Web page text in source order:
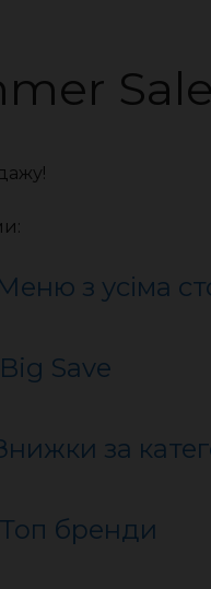
Sale
з усіма
Big Save
за
Топ бренди